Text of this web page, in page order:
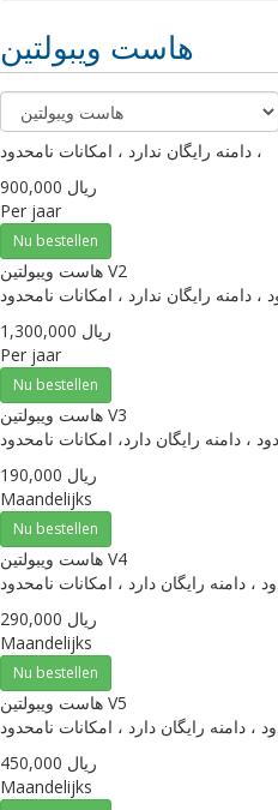
هاست ویبولتین
، دامنه رایگان ندارد ، امکانات نامحدود
900,000 ریال
Per jaar
Nu bestellen
هاست ویبولتین V2
1,300,000 ریال
Per jaar
Nu bestellen
هاست ویبولتین V3
190,000 ریال
Maandelijks
Nu bestellen
هاست ویبولتین V4
290,000 ریال
Maandelijks
Nu bestellen
هاست ویبولتین V5
450,000 ریال
Maandelijks